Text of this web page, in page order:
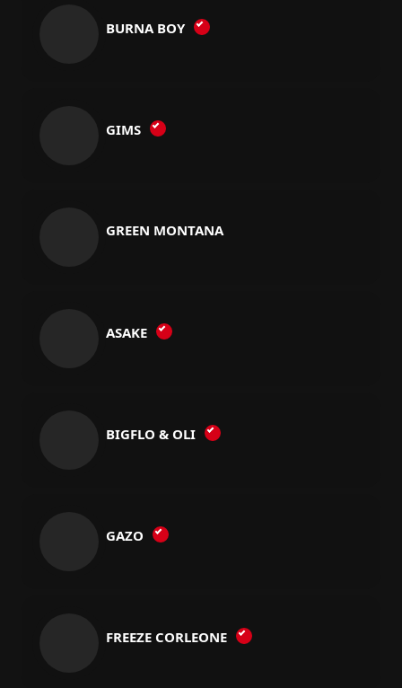
BURNA BOY
GIMS
GREEN MONTANA
ASAKE
BIGFLO & OLI
GAZO
FREEZE CORLEONE